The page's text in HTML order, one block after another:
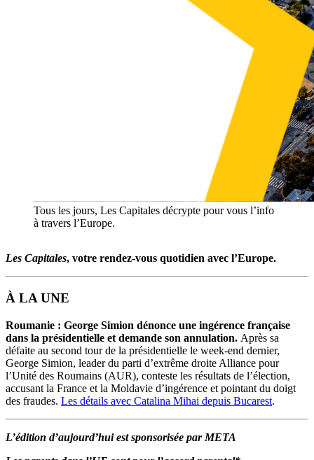
Tous les jours, Les Capitales décrypte pour vous l’info
à travers l’Europe.
Les Capitales, votre rendez-vous quotidien avec l’Europe.
À LA UNE
Roumanie : George Simion dénonce une ingérence française
dans la présidentielle et demande son annulation. Après sa
défaite au second tour de la présidentielle le week-end dernier,
George Simion, leader du parti d’extrême droite Alliance pour
l’Unité des Roumains (AUR), conteste les résultats de l’élection,
accusant la France et la Moldavie d’ingérence et pointant du doigt
des fraudes. Les détails avec Catalina Mihai depuis Bucarest.
L’édition d’aujourd’hui est sponsorisée par META